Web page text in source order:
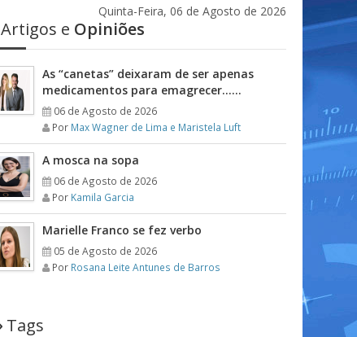
Quinta-Feira, 06 de Agosto de 2026
Artigos e Opiniões
As “canetas” deixaram de ser apenas
medicamentos para emagrecer……
06 de Agosto de 2026
Por Max Wagner de Lima e Maristela Luft
A mosca na sopa
06 de Agosto de 2026
Por Kamila Garcia
Marielle Franco se fez verbo
05 de Agosto de 2026
Por Rosana Leite Antunes de Barros
Tags